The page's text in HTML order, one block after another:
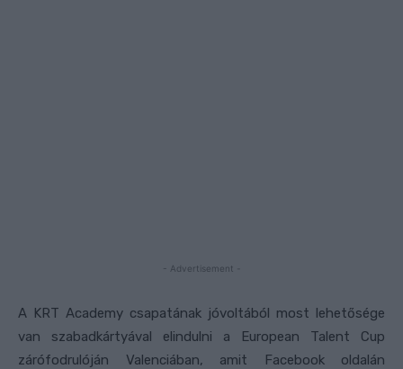
- Advertisement -
A KRT Academy csapatának jóvoltából most lehetősége
van szabadkártyával elindulni a European Talent Cup
zárófodrulóján Valenciában, amit Facebook oldalán